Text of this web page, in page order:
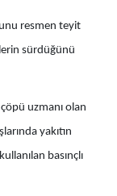
resmen teyit
sürdüğünü
uzmanı olan
yakıtın
basınçlı